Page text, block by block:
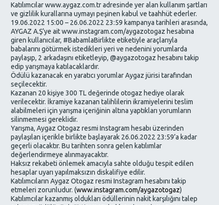
Katılımcılar www.aygaz.com.tr adresinde yer alan kullanım şartları
ve gizlilik kurallarına uymayı peşinen kabul ve taahhüt ederler.
19.06.2022 15:00 – 26.06.2022 23:59 kampanya tarihleri arasında,
AYGAZ A.Ş’ye ait www.instagram.com/aygazotogaz hesabına
giren kullanıcılar, #BabamlaBirlikte etiketiyle araçlarıyla
babalarını götürmek istedikleri yeri ve nedenini yorumlarda
paylaşıp, 2 arkadaşını etiketleyip, @aygazotogaz hesabını takip
edip yarışmaya katılacaklardır.
Ödülü kazanacak en yaratıcı yorumlar Aygaz jürisi tarafından
seçilecektir.
Kazanan 20 kişiye 300 TL değerinde otogaz hediye olarak
verilecektir. İkramiye kazanan talihlilerin ikramiyelerini teslim
alabilmeleri için yarışma içeriğinin altına yaptıkları yorumların
silinmemesi gereklidir.
Yarışma, Aygaz Otogaz resmi Instagram hesabı üzerinden
paylaşılan içerikle birlikte başlayarak 26.06.2022 23:59’a kadar
geçerli olacaktır. Bu tarihten sonra gelen katılımlar
değerlendirmeye alınmayacaktır.
Haksız rekabeti önlemek amacıyla sahte olduğu tespit edilen
hesaplar uyarı yapılmaksızın diskalifiye edilir.
Katılımcıların Aygaz Otogaz resmi Instagram hesabını takip
etmeleri zorunludur. (www.instagram.com/aygazotogaz)
Katılımcılar kazanmış oldukları ödüllerinin nakit karşılığını talep